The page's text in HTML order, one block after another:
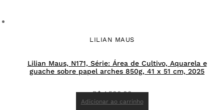
LILIAN MAUS
Lilian Maus, N171, Série: Área de Cultivo, Aquarela e
guache sobre papel arches 850g, 41 x 51 cm, 2025
R$4.500,00
Adicionar ao carrinho